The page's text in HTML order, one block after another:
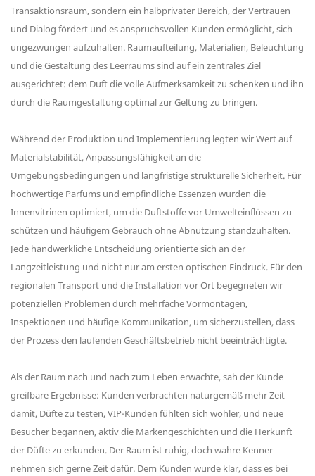
Transaktionsraum, sondern ein halbprivater Bereich, der Vertrauen
und Dialog fördert und es anspruchsvollen Kunden ermöglicht, sich
ungezwungen aufzuhalten. Raumaufteilung, Materialien, Beleuchtung
und die Gestaltung des Leerraums sind auf ein zentrales Ziel
ausgerichtet: dem Duft die volle Aufmerksamkeit zu schenken und ihn
durch die Raumgestaltung optimal zur Geltung zu bringen.
Während der Produktion und Implementierung legten wir Wert auf
Materialstabilität, Anpassungsfähigkeit an die
Umgebungsbedingungen und langfristige strukturelle Sicherheit. Für
hochwertige Parfums und empfindliche Essenzen wurden die
Innenvitrinen optimiert, um die Duftstoffe vor Umwelteinflüssen zu
schützen und häufigem Gebrauch ohne Abnutzung standzuhalten.
Jede handwerkliche Entscheidung orientierte sich an der
Langzeitleistung und nicht nur am ersten optischen Eindruck. Für den
regionalen Transport und die Installation vor Ort begegneten wir
potenziellen Problemen durch mehrfache Vormontagen,
Inspektionen und häufige Kommunikation, um sicherzustellen, dass
der Prozess den laufenden Geschäftsbetrieb nicht beeinträchtigte.
Als der Raum nach und nach zum Leben erwachte, sah der Kunde
greifbare Ergebnisse: Kunden verbrachten naturgemäß mehr Zeit
damit, Düfte zu testen, VIP-Kunden fühlten sich wohler, und neue
Besucher begannen, aktiv die Markengeschichten und die Herkunft
der Düfte zu erkunden. Der Raum ist ruhig, doch wahre Kenner
nehmen sich gerne Zeit dafür. Dem Kunden wurde klar, dass es bei